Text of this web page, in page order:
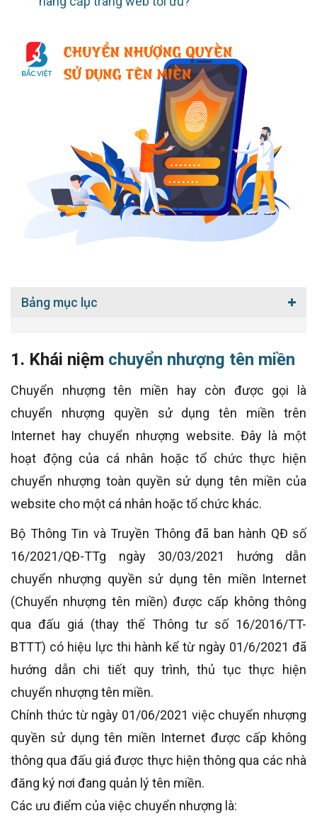
Bảng mục lục
1. Khái niệm chuyển nhượng tên miền
Chuyển nhượng tên miền hay còn được gọi là
chuyển nhượng quyền sử dụng tên miền trên
Internet hay chuyển nhượng website. Đây là một
hoạt động của cá nhân hoặc tổ chức thực hiện
chuyển nhượng toàn quyền sử dụng tên miền của
website cho một cá nhân hoặc tổ chức khác.
Bộ Thông Tin và Truyền Thông đã ban hành QĐ số
16/2021/QĐ-TTg ngày 30/03/2021 hướng dẫn
chuyển nhượng quyền sử dụng tên miền Internet
(Chuyển nhượng tên miền) được cấp không thông
qua đấu giá (thay thế Thông tư số 16/2016/TT-
BTTT) có hiệu lực thi hành kể từ ngày 01/6/2021 đã
hướng dẫn chi tiết quy trình, thủ tục thực hiện
chuyển nhượng tên miền.
Chính thức từ ngày 01/06/2021 việc chuyển nhượng
quyền sử dụng tên miền Internet được cấp không
thông qua đấu giá được thực hiện thông qua các nhà
đăng ký nơi đang quản lý tên miền.
Các ưu điểm của việc chuyển nhượng là: